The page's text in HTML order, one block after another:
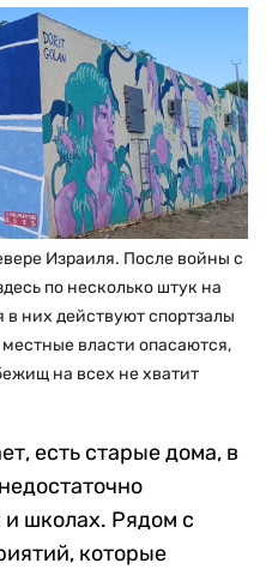
Израиля. После войны с
по несколько штук на
них действуют спортзалы
власти опасаются,
на всех не хватит
есть старые дома, в
школах. Рядом с
которые